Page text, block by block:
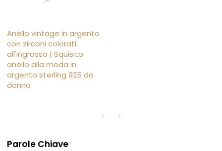
Anello vintage in argento
con zirconi colorati
all'ingrosso | Squisito
anello alla moda in
argento sterling 925 da
donna
Parole Chiave